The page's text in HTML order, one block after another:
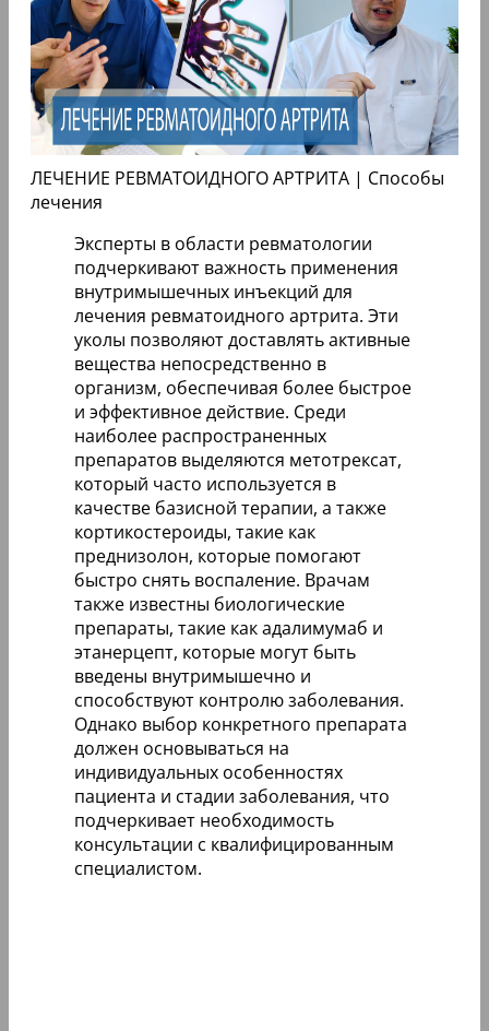
ЛЕЧЕНИЕ РЕВМАТОИДНОГО АРТРИТА | Способы
лечения
Эксперты в области ревматологии
подчеркивают важность применения
внутримышечных инъекций для
лечения ревматоидного артрита. Эти
уколы позволяют доставлять активные
вещества непосредственно в
организм, обеспечивая более быстрое
и эффективное действие. Среди
наиболее распространенных
препаратов выделяются метотрексат,
который часто используется в
качестве базисной терапии, а также
кортикостероиды, такие как
преднизолон, которые помогают
быстро снять воспаление. Врачам
также известны биологические
препараты, такие как адалимумаб и
этанерцепт, которые могут быть
введены внутримышечно и
способствуют контролю заболевания.
Однако выбор конкретного препарата
должен основываться на
индивидуальных особенностях
пациента и стадии заболевания, что
подчеркивает необходимость
консультации с квалифицированным
специалистом.